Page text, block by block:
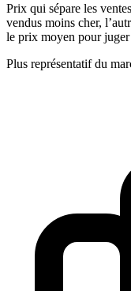
Prix qui sépare les
vendus moins cher,
le prix moyen pour
Plus représentatif du